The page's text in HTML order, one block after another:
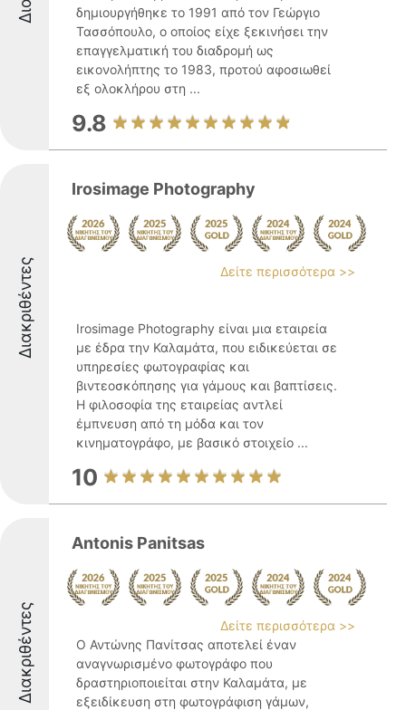
δημιουργήθηκε το 1991 από τον Γεώργιο
Τασσόπουλο, ο οποίος είχε ξεκινήσει την
επαγγελματική του διαδρομή ως
εικονολήπτης το 1983, προτού αφοσιωθεί
εξ ολοκλήρου στη ...
9.8
Διακριθέντες
Irosimage Photography
Δείτε περισσότερα >>
Irosimage Photography είναι μια εταιρεία
με έδρα την Καλαμάτα, που ειδικεύεται σε
υπηρεσίες φωτογραφίας και
βιντεοσκόπησης για γάμους και βαπτίσεις.
Η φιλοσοφία της εταιρείας αντλεί
έμπνευση από τη μόδα και τον
κινηματογράφο, με βασικό στοιχείο ...
10
Διακριθέντες
Antonis Panitsas
Δείτε περισσότερα >>
Ο Αντώνης Πανίτσας αποτελεί έναν
αναγνωρισμένο φωτογράφο που
δραστηριοποιείται στην Καλαμάτα, με
εξειδίκευση στη φωτογράφιση γάμων,